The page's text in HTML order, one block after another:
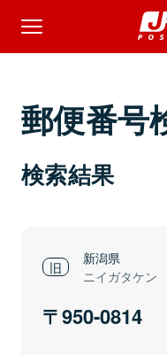
郵便番号
検索結果
新潟県
ニイガタケン
950-0814